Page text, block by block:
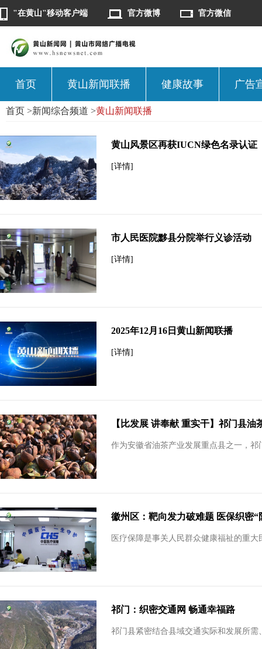
"在黄山"移动客户端 官方微博 官方微信
首页 黄山新闻联播 健康故事 广告
首页>新闻综合频道 >黄山新闻联播
黄山风景区再获IUCN绿色名录认证
[详情]
市人民医院黟县分院举行义诊活动
[详情]
2025年12月16日黄山新闻联播
[详情]
【比发展 讲奉献 重实干】祁门县油
作为安徽省油茶产业发展重点县之一，
徽州区：靶向发力破难题 医保织密“
医疗保障是事关人民群众健康福祉的重
祁门：织密交通网 畅通幸福路
祁门县紧密结合县域交通实际和发展所